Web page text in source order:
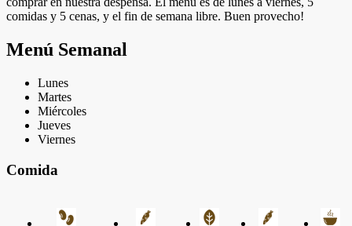
comidas y 5 cenas, y el fin de semana libre. Buen provecho!
Menú Semanal
Lunes
Martes
Miércoles
Jueves
Viernes
Comida